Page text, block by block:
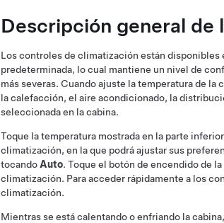
Descripción general de
Los controles de climatización están
predeterminada, lo cual mantiene un nivel de
más severas. Cuando ajuste la temperatura de
la calefacción, el aire acondicionado, la
seleccionada en la cabina.
Toque la temperatura mostrada en la parte
climatización, en la que podrá ajustar sus
tocando Auto. Toque el botón de encendido de
climatización. Para acceder rápidamente a los
climatización.
Mientras se está calentando o enfriando la